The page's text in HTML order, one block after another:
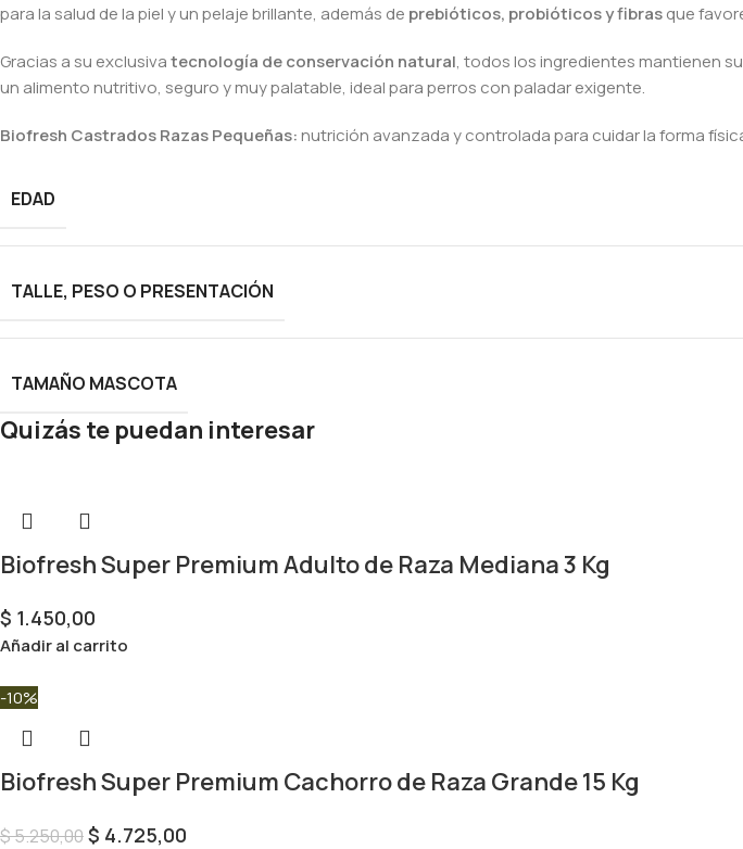
para la salud de la piel y un pelaje brillante, además de prebióticos, probióticos y fibrasque
Gracias a su exclusivatecnología de conservación natural, todos los ingredientes mantienen
un alimento nutritivo, seguro y muy palatable, ideal para perros con paladar exigente.
Biofresh Castrados Razas Pequeñas:nutrición avanzada y controlada para cuidar la forma
EDAD
TALLE, PESO O PRESENTACIÓN
TAMAÑO MASCOTA
Quizás te puedan interesar
Biofresh Super Premium Adulto de Raza Mediana 3 Kg
$ 1.450,00
Añadir al carrito
-10%
Biofresh Super Premium Cachorro de Raza Grande 15 Kg
$5.250,00$ 4.725,00